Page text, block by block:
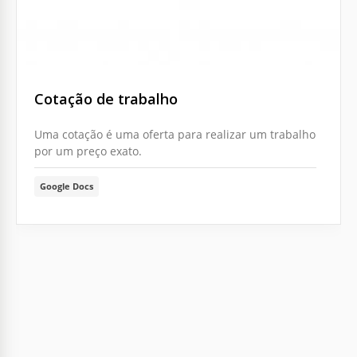
Cotação de trabalho
Uma cotação é uma oferta para realizar um trabalho
por um preço exato.
Google Docs